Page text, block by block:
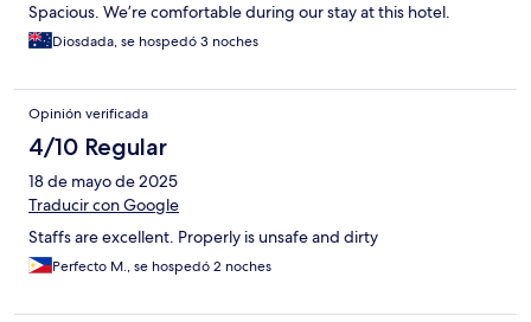
Spacious. We’re comfortable during our stay at this hotel.
Diosdada, se hospedó 3 noches
Opinión verificada
4/10 Regular
18 de mayo de 2025
Traducir con Google
Staffs are excellent. Properly is unsafe and dirty
Perfecto M., se hospedó 2 noches